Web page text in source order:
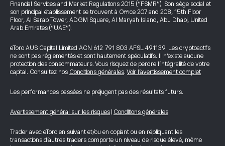
Financial Services and Market Regulations 2015 (“FSMR”). Son siège social et
son principal établissement se trouvent à Office 207 and 208, 15th Floor
Floor, Al Sarab Tower, ADGM Square, Al Maryah Island, Abu Dhabi, United
Arab Emirates (“UAE”).
eToro AUS Capital Limited ACN 612 791 803 AFSL 491139. Les cryptoactifs
ne sont pas réglementés et sont hautement spéculatifs. Il n’existe aucune
protection des consommateurs. Vous risquez de perdre l’intégralité de votre
capital. Consultez nos Conditions générales.Voir l’avertissement complet
Les performances passées ne préjugent pas des résultats futurs.
Avertissement général sur les risques Conditions générales
Trader avec eToro en suivant et/ou en copiant ou en répliquant les
transactions d’autres traders comporte un niveau de risque élevé, même